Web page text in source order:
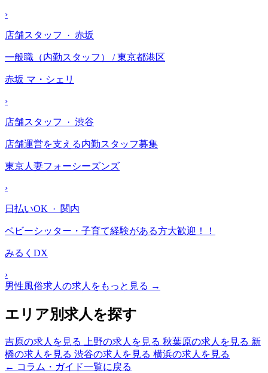
›
店舗スタッフ · 赤坂
一般職（内勤スタッフ） / 東京都港区
赤坂 マ・シェリ
›
店舗スタッフ · 渋谷
店舗運営を支える内勤スタッフ募集
東京人妻フォーシーズンズ
›
日払いOK · 関内
ベビーシッター・子育て経験がある方大歓迎！！
みるくDX
›
男性風俗求人の求人をもっと見る →
エリア別求人を探す
吉原の求人を見る 上野の求人を見る 秋葉原の求人を見る 新
橋の求人を見る 渋谷の求人を見る 横浜の求人を見る
← コラム・ガイド一覧に戻る